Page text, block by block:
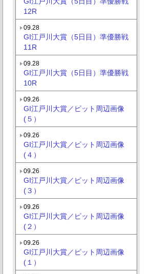
12R
09.28
GI江戸川大賞（5日目）準優勝戦
11R
09.28
GI江戸川大賞（5日目）準優勝戦
10R
09.26
GI江戸川大賞／ピット周辺画像
(５）
09.26
GI江戸川大賞／ピット周辺画像
(４）
09.26
GI江戸川大賞／ピット周辺画像
(３）
09.26
GI江戸川大賞／ピット周辺画像
(２）
09.26
GI江戸川大賞／ピット周辺画像
(１）